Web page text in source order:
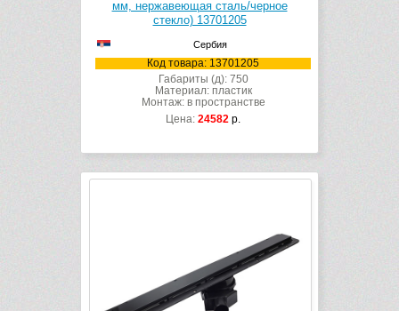
мм, нержавеющая сталь/черное
стекло) 13701205
Сербия
Код товара: 13701205
Габариты (д): 750
Материал: пластик
Монтаж: в пространстве
Цена: 24582 р.